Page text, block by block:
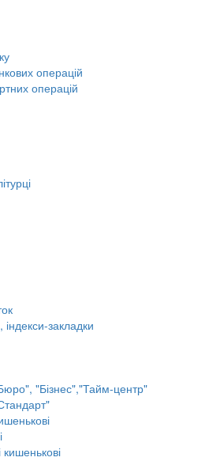
операцій
операцій
закладки
"Бізнес","Тайм-центр"